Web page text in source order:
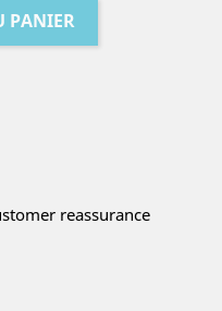
PANIER
reassurance